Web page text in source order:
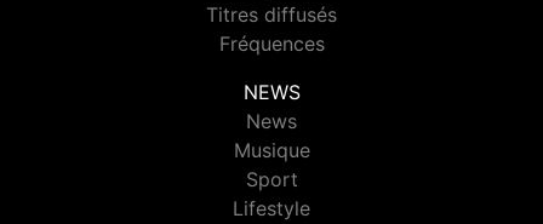
Titres diffusés
Fréquences
NEWS
News
Musique
Sport
Lifestyle